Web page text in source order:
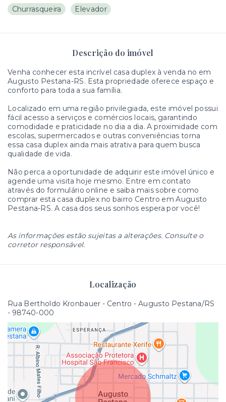
Churrasqueira Elevador
Descrição do imóvel
Venha conhecer esta incrível casa duplex à venda no em
Augusto Pestana-RS. Esta propriedade oferece espaço e
conforto para toda a sua família.
Localizado em uma região privilegiada, este imóvel possui
fácil acesso a serviços e comércios locais, garantindo
comodidade e praticidade no dia a dia. A proximidade com
escolas, supermercados e outras conveniências torna
essa casa duplex ainda mais atrativa para quem busca
qualidade de vida.
Não perca a oportunidade de adquirir este imóvel único e
agende uma visita hoje mesmo. Entre em contato
através do formulário online e saiba mais sobre como
comprar esta casa duplex no bairro Centro em Augusto
Pestana-RS. A casa dos seus sonhos espera por você!
As informações estão sujeitas a alterações. Consulte o
corretor responsável.
Localização
Rua Bertholdo Kronbauer - Centro - Augusto Pestana/RS
- 98740-000